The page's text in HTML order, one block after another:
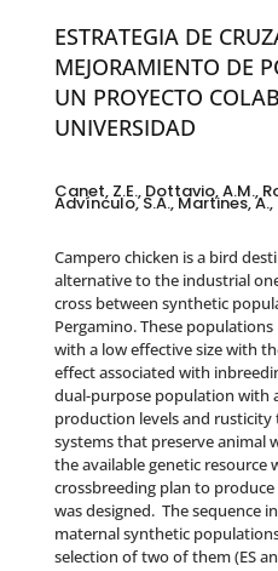
ESTRATEGIA DE
MEJORAMIENTO DE
UN PROYECTO
UNIVERSIDAD
Canet, Z.E., Dottavio, A.M.,
Advínculo, S.A., Martines, A.,
Campero chicken is a bird
alternative to the industrial
cross between synthetic
Pergamino. These
with a low effective size with
effect associated with
dual-purpose population with
production levels and rusticity
systems that preserve animal
the available genetic resource
crossbreeding plan to
was designed. The sequence
maternal synthetic populations
selection of two of them (ES